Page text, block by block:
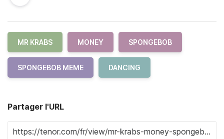
MR KRABS MONEY SPONGEBOB
SPONGEBOB MEME DANCING
Partager l'URL